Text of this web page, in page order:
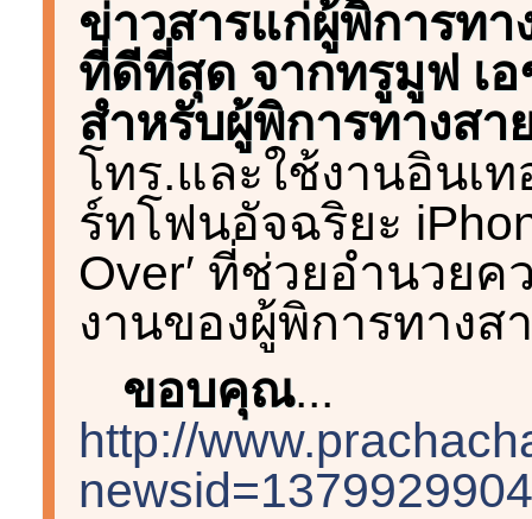
ข่าวสารแก่ผู้พิการทา
ที่ดีที่สุด จากทรูมูฟ เ
สำหรับผู้พิการทางสา
โทร.และใช้งานอินเ
ร์ทโฟนอัจฉริยะ
Over′ ที่ช่วยอำนวย
งานของผู้พิการทางส
ขอบคุณ...
http://
newsid=1379929904